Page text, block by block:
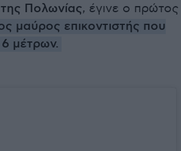
Πολωνίας, έγινε ο πρώτος
μαύρος επικοντιστής που
μέτρων.